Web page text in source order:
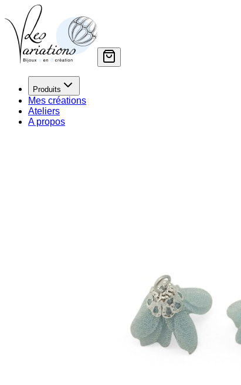
Produits
Mes créations
Ateliers
A propos